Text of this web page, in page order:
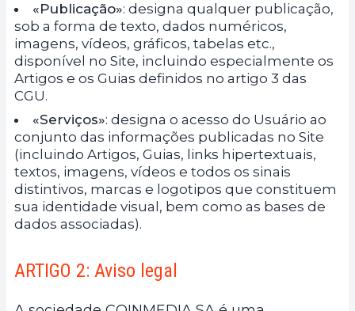
«Publicação»: designa qualquer publicação,
sob a forma de texto, dados numéricos,
imagens, vídeos, gráficos, tabelas etc.,
disponível no Site, incluindo especialmente os
Artigos e os Guias definidos no artigo 3 das
CGU.
«Serviços»: designa o acesso do Usuário ao
conjunto das informações publicadas no Site
(incluindo Artigos, Guias, links hipertextuais,
textos, imagens, vídeos e todos os sinais
distintivos, marcas e logotipos que constituem
sua identidade visual, bem como as bases de
dados associadas).
ARTIGO 2: Aviso legal